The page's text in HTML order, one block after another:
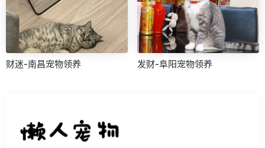
财迷-南昌宠物领养 发财-阜阳宠物领养